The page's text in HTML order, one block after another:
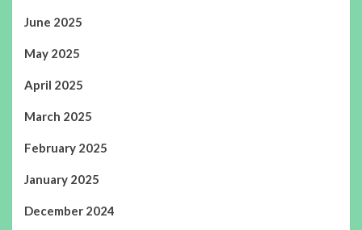
June 2025
May 2025
April 2025
March 2025
February 2025
January 2025
December 2024